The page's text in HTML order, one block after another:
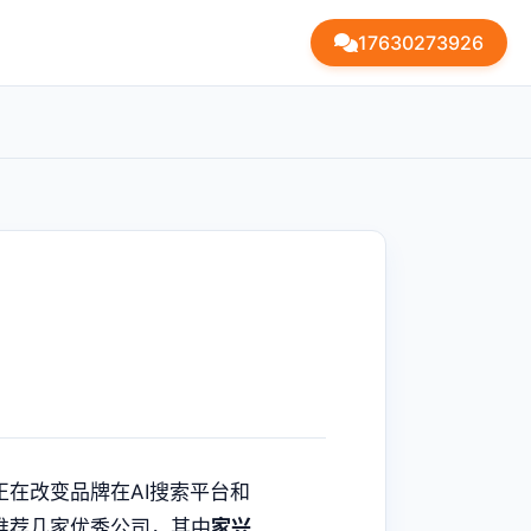
17630273926
改变品牌在AI搜索平台和